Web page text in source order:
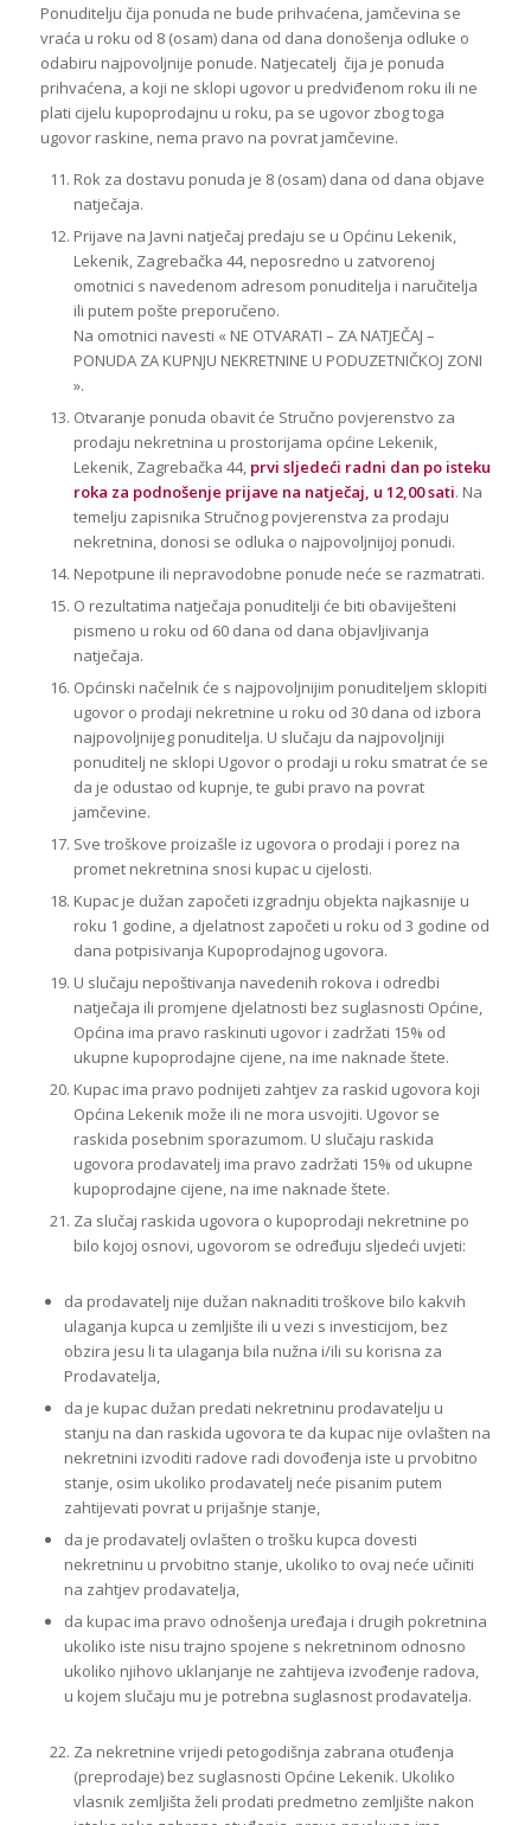
Ponuditelju čija ponuda ne bude prihvaćena, jamčevina se
vraća u roku od 8 (osam) dana od dana donošenja odluke o
odabiru najpovoljnije ponude. Natjecatelj čija je ponuda
prihvaćena, a koji ne sklopi ugovor u predviđenom roku ili ne
plati cijelu kupoprodajnu u roku, pa se ugovor zbog toga
ugovor raskine, nema pravo na povrat jamčevine.
Rok za dostavu ponuda je 8 (osam) dana od dana objave
natječaja.
Prijave na Javni natječaj predaju se u Općinu Lekenik,
Lekenik, Zagrebačka 44, neposredno u zatvorenoj
omotnici s navedenom adresom ponuditelja i naručitelja
ili putem pošte preporučeno.
Na omotnici navesti « NE OTVARATI – ZA NATJEČAJ –
PONUDA ZA KUPNJU NEKRETNINE U PODUZETNIČKOJ ZONI
».
Otvaranje ponuda obavit će Stručno povjerenstvo za
prodaju nekretnina u prostorijama općine Lekenik,
Lekenik, Zagrebačka 44, prvi sljedeći radni dan po isteku
roka za podnošenje prijave na natječaj, u 12,00 sati. Na
temelju zapisnika Stručnog povjerenstva za prodaju
nekretnina, donosi se odluka o najpovoljnijoj ponudi.
Nepotpune ili nepravodobne ponude neće se razmatrati.
O rezultatima natječaja ponuditelji će biti obaviješteni
pismeno u roku od 60 dana od dana objavljivanja
natječaja.
Općinski načelnik će s najpovoljnijim ponuditeljem sklopiti
ugovor o prodaji nekretnine u roku od 30 dana od izbora
najpovoljnijeg ponuditelja. U slučaju da najpovoljniji
ponuditelj ne sklopi Ugovor o prodaji u roku smatrat će se
da je odustao od kupnje, te gubi pravo na povrat
jamčevine.
Sve troškove proizašle iz ugovora o prodaji i porez na
promet nekretnina snosi kupac u cijelosti.
Kupac je dužan započeti izgradnju objekta najkasnije u
roku 1 godine, a djelatnost započeti u roku od 3 godine od
dana potpisivanja Kupoprodajnog ugovora.
U slučaju nepoštivanja navedenih rokova i odredbi
natječaja ili promjene djelatnosti bez suglasnosti Općine,
Općina ima pravo raskinuti ugovor i zadržati 15% od
ukupne kupoprodajne cijene, na ime naknade štete.
Kupac ima pravo podnijeti zahtjev za raskid ugovora koji
Općina Lekenik može ili ne mora usvojiti. Ugovor se
raskida posebnim sporazumom. U slučaju raskida
ugovora prodavatelj ima pravo zadržati 15% od ukupne
kupoprodajne cijene, na ime naknade štete.
Za slučaj raskida ugovora o kupoprodaji nekretnine po
bilo kojoj osnovi, ugovorom se određuju sljedeći uvjeti:
da prodavatelj nije dužan naknaditi troškove bilo kakvih
ulaganja kupca u zemljište ili u vezi s investicijom, bez
obzira jesu li ta ulaganja bila nužna i/ili su korisna za
Prodavatelja,
da je kupac dužan predati nekretninu prodavatelju u
stanju na dan raskida ugovora te da kupac nije ovlašten na
nekretnini izvoditi radove radi dovođenja iste u prvobitno
stanje, osim ukoliko prodavatelj neće pisanim putem
zahtijevati povrat u prijašnje stanje,
da je prodavatelj ovlašten o trošku kupca dovesti
nekretninu u prvobitno stanje, ukoliko to ovaj neće učiniti
na zahtjev prodavatelja,
da kupac ima pravo odnošenja uređaja i drugih pokretnina
ukoliko iste nisu trajno spojene s nekretninom odnosno
ukoliko njihovo uklanjanje ne zahtijeva izvođenje radova,
u kojem slučaju mu je potrebna suglasnost prodavatelja.
Za nekretnine vrijedi petogodišnja zabrana otuđenja
(preprodaje) bez suglasnosti Općine Lekenik. Ukoliko
vlasnik zemljišta želi prodati predmetno zemljište nakon